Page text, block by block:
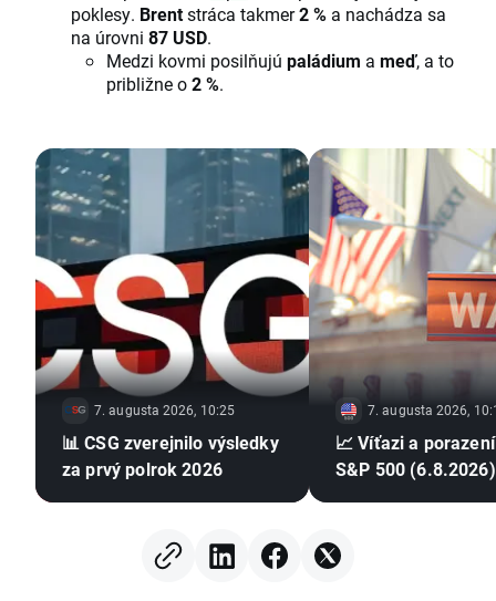
poklesy. Brentstráca takmer2 % a nachádza sa
na úrovni 87 USD.
Medzi kovmi posilňujú paládium a meď, a to
približne o2 %.
7. augusta 2026, 10:25
📊 CSG zverejnilo výsledky
za prvý polrok 2026
7. augusta 2026,
📈 Víťazi a
S&P 500 (6.8.2026)